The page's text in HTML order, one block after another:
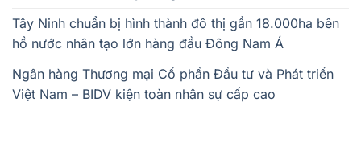
Tây Ninh chuẩn bị hình thành đô thị gần 18.000ha bên
hồ nước nhân tạo lớn hàng đầu Đông Nam Á
Ngân hàng Thương mại Cổ phần Đầu tư và Phát triển
Việt Nam – BIDV kiện toàn nhân sự cấp cao